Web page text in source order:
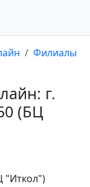
Филиалы
г.
(БЦ
"Иткол")